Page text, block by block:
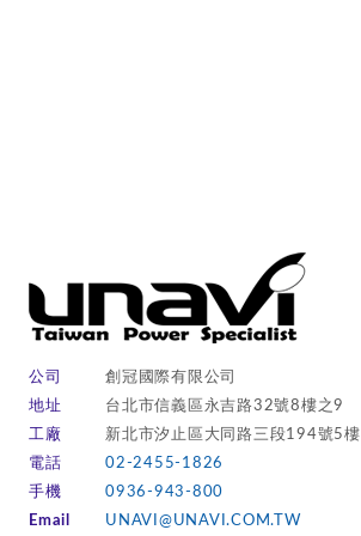
公司
創冠國際有限公司
地址
台北市信義區永吉路32號8樓之9
工廠
新北市汐止區大同路三段194號5樓
電話
02-2455-1826
手機
0936-943-800
Email
UNAVI@UNAVI.COM.TW